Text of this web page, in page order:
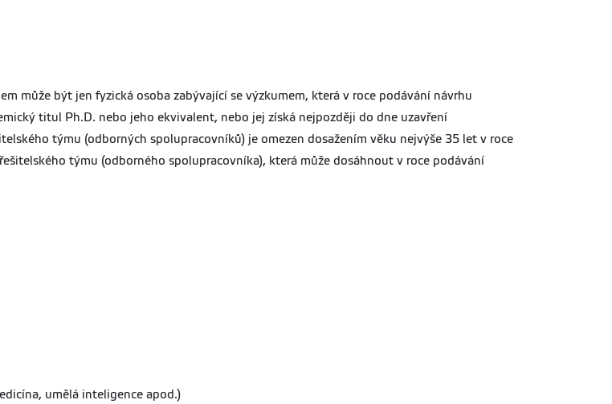
může být jen fyzická osoba zabývající se výzkumem, která v roce podávání návrhu
titul Ph.D. nebo jeho ekvivalent, nebo jej získá nejpozději do dne uzavření
týmu (odborných spolupracovníků) je omezen dosažením věku nejvýše 35 let v roce
týmu (odborného spolupracovníka), která může dosáhnout v roce podávání
umělá inteligence apod.)